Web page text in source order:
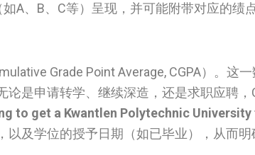
A、B、C等）呈现，并可能附带对应的绩
Grade Point Average, CGPA）。这
是申请转学、继续深造，还是求职应聘，
to get a Kwantlen Polytechnic
及学位的授予日期（如已毕业），从而